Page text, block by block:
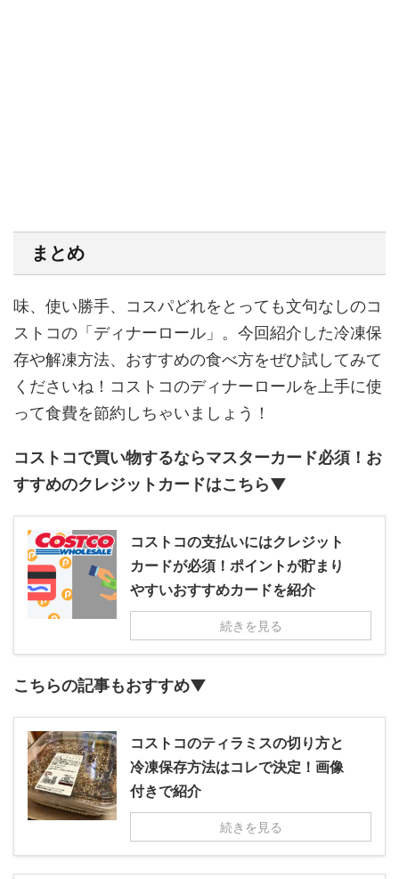
まとめ
味、使い勝手、コスパどれをとっても文句なしのコ
ストコの「ディナーロール」。今回紹介した冷凍保
存や解凍方法、おすすめの食べ方をぜひ試してみて
くださいね！コストコのディナーロールを上手に使
って食費を節約しちゃいましょう！
コストコで買い物するならマスターカード必須！お
すすめのクレジットカードはこちら▼
コストコの支払いにはクレジット
カードが必須！ポイントが貯まり
やすいおすすめカードを紹介
続きを見る
こちらの記事もおすすめ▼
コストコのティラミスの切り方と
冷凍保存方法はコレで決定！画像
付きで紹介
続きを見る